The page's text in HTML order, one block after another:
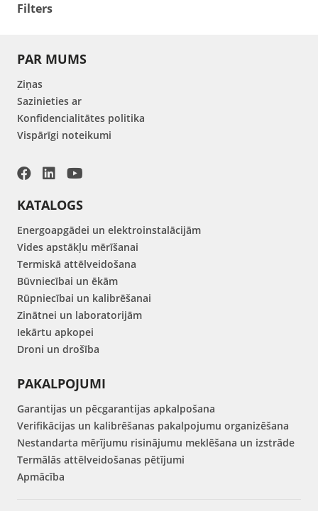
Filters
PAR MUMS
Ziņas
Sazinieties ar
Konfidencialitātes politika
Vispārīgi noteikumi
KATALOGS
Energoapgādei un elektroinstalācijām
Vides apstākļu mērīšanai
Termiskā attēlveidošana
Būvniecībai un ēkām
Rūpniecībai un kalibrēšanai
Zinātnei un laboratorijām
Iekārtu apkopei
Droni un drošība
PAKALPOJUMI
Garantijas un pēcgarantijas apkalpošana
Verifikācijas un kalibrēšanas pakalpojumu organizēšana
Nestandarta mērījumu risinājumu meklēšana un izstrāde
Termālās attēlveidošanas pētījumi
Apmācība